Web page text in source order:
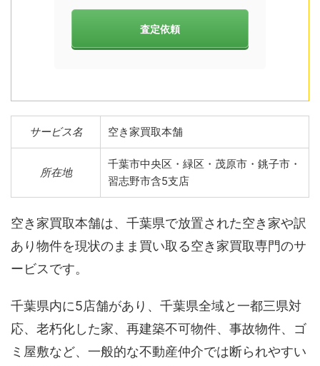
査定依頼
サービス名 空き家買取本舗
所在地
千葉市中央区・緑区・茂原市・銚子市・
習志野市含5支店
空き家買取本舗は、千葉県で放置された空き家や訳
あり物件を現状のまま買い取る空き家買取専門のサ
ービスです。
千葉県内に5店舗があり、千葉県全域と一都三県対
応、老朽化した家、再建築不可物件、事故物件、ゴ
ミ屋敷など、一般的な不動産仲介では断られやすい